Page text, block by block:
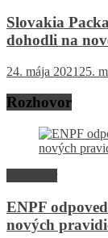
Slovakia
dohodli na
24. mája 2021 25.
Rozhovor
ENPF
nových